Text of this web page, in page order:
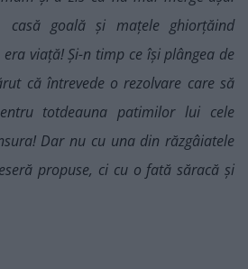
goală și mațele ghiorțăind
viață! Și-n timp ce își plângea de
că întrevede o rezolvare care să
totdeauna patimilor lui cele
Dar nu cu una din răzgâiatele
propuse, ci cu o fată săracă și